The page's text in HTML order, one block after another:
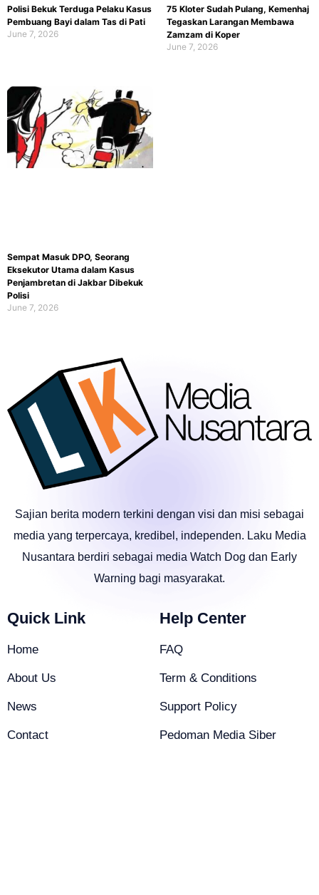
Polisi Bekuk Terduga Pelaku Kasus
Pembuang Bayi dalam Tas di Pati
June 7, 2026
75 Kloter Sudah Pulang, Kemenhaj
Tegaskan Larangan Membawa
Zamzam di Koper
June 7, 2026
Sempat Masuk DPO, Seorang
Eksekutor Utama dalam Kasus
Penjambretan di Jakbar Dibekuk
Polisi
June 7, 2026
Sajian berita modern terkini dengan visi dan misi sebagai
media yang terpercaya, kredibel, independen. Laku Media
Nusantara berdiri sebagai media Watch Dog dan Early
Warning bagi masyarakat.
Quick Link
Home
About Us
News
Contact
Help Center
FAQ
Term & Conditions
Support Policy
Pedoman Media Siber